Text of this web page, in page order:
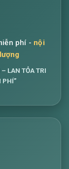
phí - nội
LAN TỎA TRI
PHÍ”